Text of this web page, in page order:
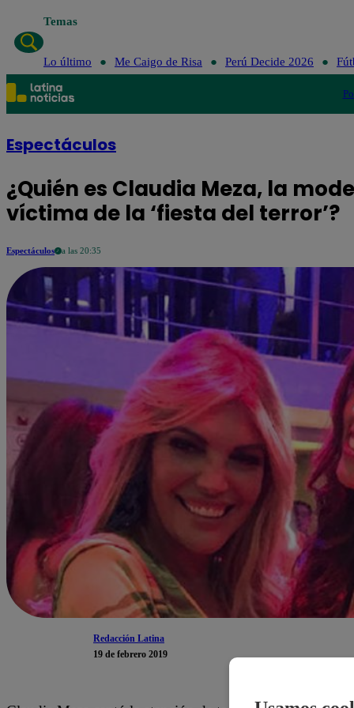
Temas
Lo último Me Caigo de Risa Perú Decide 2026
Espectáculos
¿Quién es Claudia Meza, la
víctima de la ‘fiesta del terror’?
Espectáculos a las 20:35
Redacción Latina
19 de febrero 2019